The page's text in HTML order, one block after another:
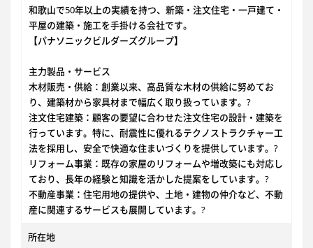
和歌山で50年以上の実績を持つ、新築・注文住宅・一戸建て・
平屋の建築・施工を手掛ける会社です。
【パナソニックビルダーズグループ】
主力製品・サービス
木材販売・供給：創業以来、高品質な木材の供給に努めてお
り、建築材から家具材まで幅広く取り扱っています。?
注文住宅建築：顧客の要望に合わせた注文住宅の設計・建築を
行っています。特に、耐震性に優れるテクノストラクチャー工
法を採用し、安全で快適な住まいづくりを提供しています。?
リフォーム事業：既存の家屋のリフォームや増改築にも対応し
ており、長年の経験と知識を活かした提案をしています。?
不動産事業：住宅用地の提供や、土地・建物の仲介など、不動
産に関連するサービスも展開しています。?
所在地